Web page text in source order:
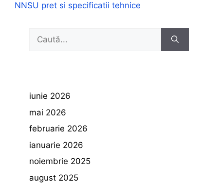
NNSU pret si specificatii tehnice
Caută
iunie 2026
mai 2026
februarie 2026
ianuarie 2026
noiembrie 2025
august 2025